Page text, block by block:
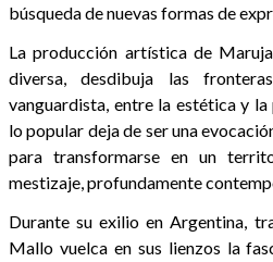
búsqueda de nuevas formas de
La producción artística de
diversa, desdibuja las
vanguardista, entre la estética y
lo popular deja de ser una
para transformarse en un
mestizaje, profundamente
Durante su exilio en Argentina,
Mallo vuelca en sus lienzos la